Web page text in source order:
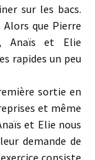
sur les bacs.
que Pierre
Anaïs et Elie
rapides un peu
sortie en
et même
et Elie nous
demande de
consiste